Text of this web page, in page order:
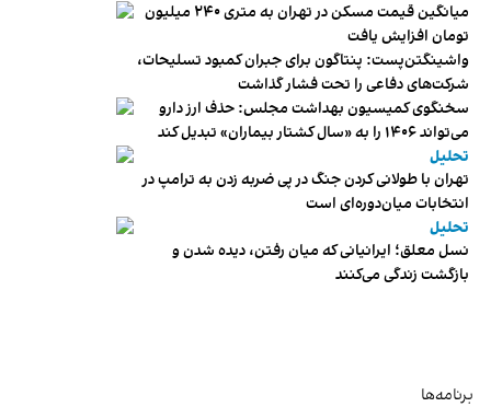
میانگین قیمت مسکن در تهران به متری ۲۴۰ میلیون
تومان افزایش یافت
واشینگتن‌پست: پنتاگون برای جبران کمبود تسلیحات،
شرکت‌های دفاعی را تحت فشار گذاشت
سخنگوی کمیسیون بهداشت مجلس: حذف ارز دارو
می‌تواند ۱۴۰۶ را به «سال کشتار بیماران» تبدیل کند
تحلیل
تهران با طولانی کردن جنگ در پی ضربه زدن به ترامپ در
انتخابات میان‌دوره‌ای است
تحلیل
نسل معلق؛ ایرانیانی که میان رفتن، دیده شدن و
بازگشت زندگی می‌کنند
برنامه‌ها